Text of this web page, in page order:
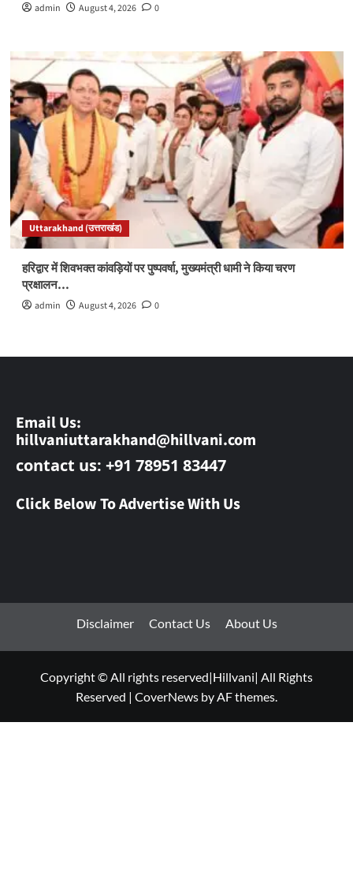
admin August 4, 2026 0
Uttarakhand (उत्तराखंड)
हरिद्वार में शिवभक्त कांवड़ियों पर पुष्पवर्षा, मुख्यमंत्री धामी ने किया चरण
प्रक्षालन…
admin August 4, 2026 0
Email Us:
hillvaniuttarakhand@hillvani.com
contact us: +91 78951 83447
Click Below To Advertise With Us
Disclaimer Contact Us About Us
Copyright © All rights reserved|Hillvani| All Rights
Reserved | CoverNews by AF themes.